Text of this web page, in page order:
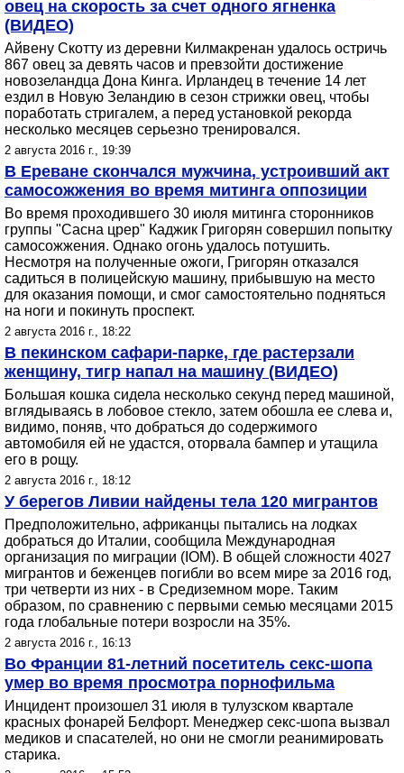
овец на скорость за счет одного ягненка
(ВИДЕО)
Айвену Скотту из деревни Килмакренан удалось остричь
867 овец за девять часов и превзойти достижение
новозеландца Дона Кинга. Ирландец в течение 14 лет
ездил в Новую Зеландию в сезон стрижки овец, чтобы
поработать стригалем, а перед установкой рекорда
несколько месяцев серьезно тренировался.
2 августа 2016 г., 19:39
В Ереване скончался мужчина, устроивший акт
самосожжения во время митинга оппозиции
Во время проходившего 30 июля митинга сторонников
группы "Сасна црер" Каджик Григорян совершил попытку
самосожжения. Однако огонь удалось потушить.
Несмотря на полученные ожоги, Григорян отказался
садиться в полицейскую машину, прибывшую на место
для оказания помощи, и смог самостоятельно подняться
на ноги и покинуть проспект.
2 августа 2016 г., 18:22
В пекинском сафари-парке, где растерзали
женщину, тигр напал на машину (ВИДЕО)
Большая кошка сидела несколько секунд перед машиной,
вглядываясь в лобовое стекло, затем обошла ее слева и,
видимо, поняв, что добраться до содержимого
автомобиля ей не удастся, оторвала бампер и утащила
его в рощу.
2 августа 2016 г., 18:12
У берегов Ливии найдены тела 120 мигрантов
Предположительно, африканцы пытались на лодках
добраться до Италии, сообщила Международная
организация по миграции (IOM). В общей сложности 4027
мигрантов и беженцев погибли во всем мире за 2016 год,
три четверти из них - в Средиземном море. Таким
образом, по сравнению с первыми семью месяцами 2015
года глобальные потери возросли на 35%.
2 августа 2016 г., 16:13
Во Франции 81-летний посетитель секс-шопа
умер во время просмотра порнофильма
Инцидент произошел 31 июля в тулузском квартале
красных фонарей Белфорт. Менеджер секс-шопа вызвал
медиков и спасателей, но они не смогли реанимировать
старика.